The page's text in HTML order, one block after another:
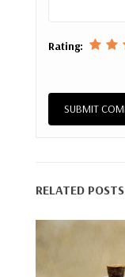
Rating:
RELATED POSTS